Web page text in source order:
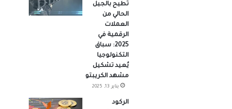
تُطيح بالجيل
الحالي من
العملات
الرقمية في
2025: سباق
التكنولوجيا
يُعيد تشكيل
مشهد الكريبتو
يناير 13, 2025
الركود